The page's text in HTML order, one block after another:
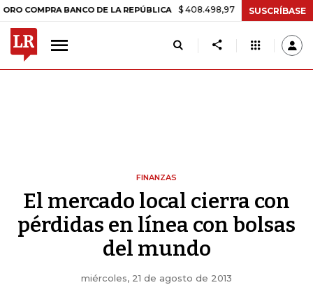
BANCO DE LA REPÚBLICA $ 408.498,97 +$ 8.753,81 +2,19%
SUSCRÍBASE
FINANZAS
El mercado local cierra con
pérdidas en línea con bolsas
del mundo
miércoles, 21 de agosto de 2013